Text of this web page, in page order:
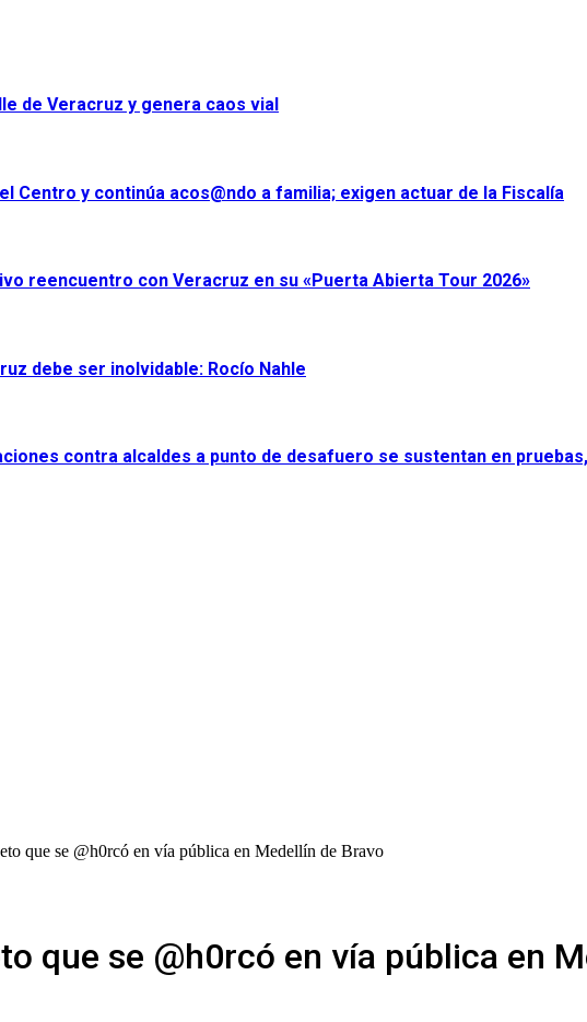
de Veracruz y genera caos vial
Centro y continúa acos@ndo a familia; exigen actuar de la Fiscalía
reencuentro con Veracruz en su «Puerta Abierta Tour 2026»
debe ser inolvidable: Rocío Nahle
contra alcaldes a punto de desafuero se sustentan en
que se @h0rcó en vía pública en Medellín de Bravo
que se @h0rcó en vía pública en